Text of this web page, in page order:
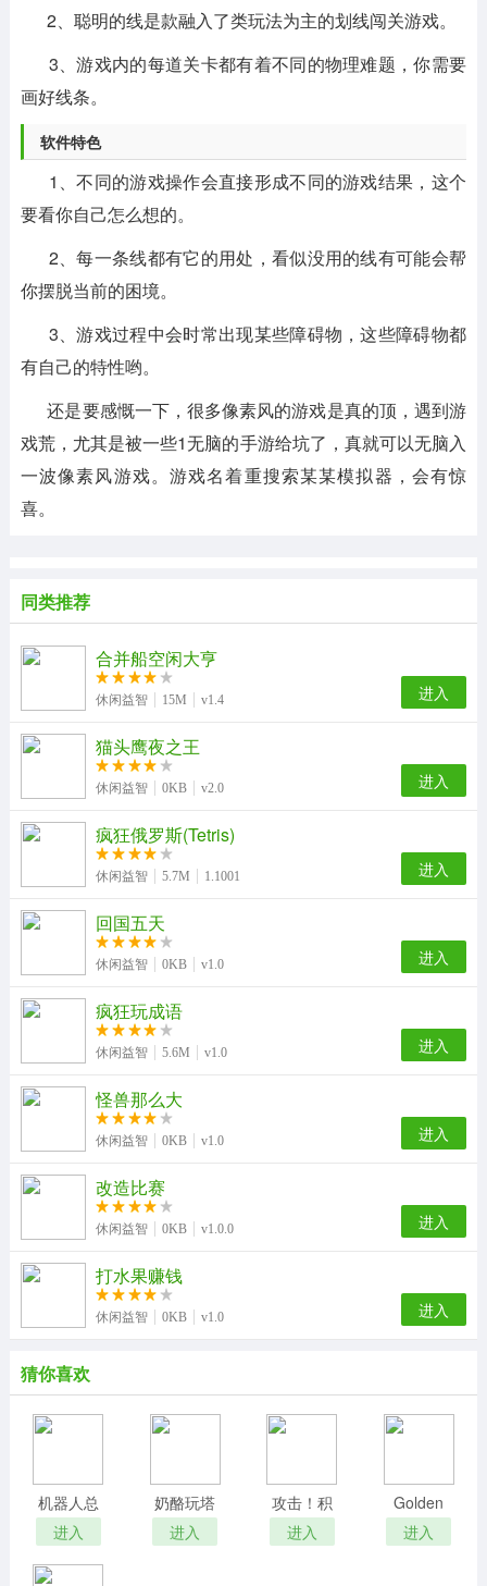
2、聪明的线是款融入了类玩法为主的划线闯关游戏。
3、游戏内的每道关卡都有着不同的物理难题，你需要
画好线条。
软件特色
1、不同的游戏操作会直接形成不同的游戏结果，这个
要看你自己怎么想的。
2、每一条线都有它的用处，看似没用的线有可能会帮
你摆脱当前的困境。
3、游戏过程中会时常出现某些障碍物，这些障碍物都
有自己的特性哟。
还是要感慨一下，很多像素风的游戏是真的顶，遇到游
戏荒，尤其是被一些1无脑的手游给坑了，真就可以无脑入
一波像素风游戏。游戏名着重搜索某某模拟器，会有惊
喜。
同类推荐
合并船空闲大亨
休闲益智 15M v1.4 进入
猫头鹰夜之王
休闲益智 0KB v2.0 进入
疯狂俄罗斯(Tetris)
休闲益智 5.7M 1.1001 进入
回国五天
休闲益智 0KB v1.0 进入
疯狂玩成语
休闲益智 5.6M v1.0 进入
怪兽那么大
休闲益智 0KB v1.0 进入
改造比赛
休闲益智 0KB v1.0.0 进入
打水果赚钱
休闲益智 0KB v1.0 进入
猜你喜欢
机器人总
动员
进入
奶酪玩塔
进入
攻击！积
木
进入
Golden
Miner2
进入